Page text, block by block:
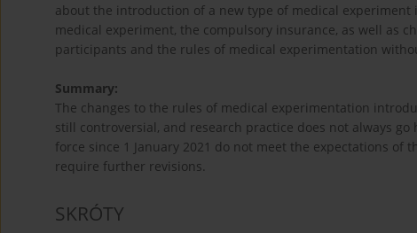
about the introduction of a new type of medical
medical experiment, the compulsory insurance, as well as
participants and the rules of medical experimentation
Summary:
The changes to the rules of medical experimentation
still controversial, and research practice does not always
force since 1 January 2021 do not meet the expectations
require further revisions.
SKRÓTY